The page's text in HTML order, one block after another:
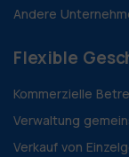
Andere
Flexible
Kommerzielle
Verwaltung
Verkauf von